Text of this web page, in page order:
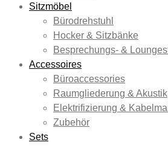
Sitzmöbel
Bürodrehstuhl
Hocker & Sitzbänke
Besprechungs- &
Accessoires
Büroaccessories
Raumgliederung & Akustik
Elektrifizierung &
Zubehör
Sets